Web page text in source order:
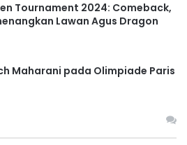
Tournament 2024: Comeback,
Lawan Agus Dragon
Maharani pada Olimpiade Paris